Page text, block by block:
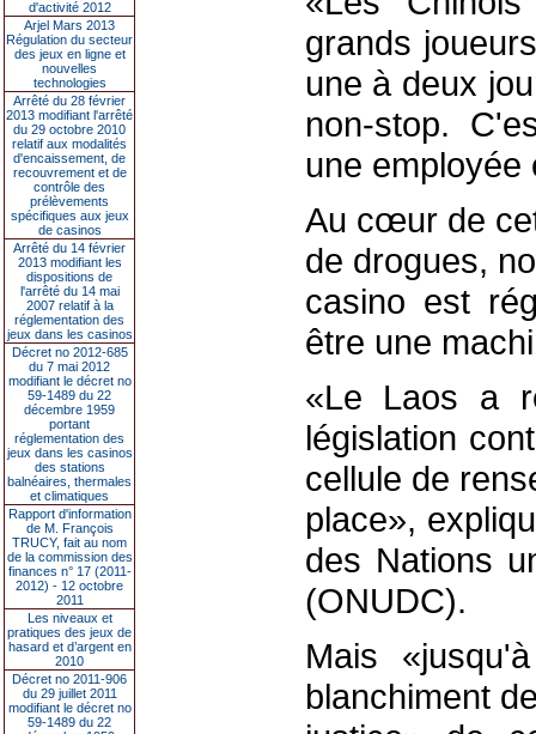
d'activité 2012
Arjel Mars 2013
Régulation du secteur
des jeux en ligne et
nouvelles
technologies
Arrêté du 28 février
2013 modifiant l'arrêté
du 29 octobre 2010
relatif aux modalités
d'encaissement, de
recouvrement et de
contrôle des
prélèvements
spécifiques aux jeux
de casinos
Arrêté du 14 février
2013 modifiant les
dispositions de
l'arrêté du 14 mai
2007 relatif à la
réglementation des
jeux dans les casinos
Décret no 2012-685
du 7 mai 2012
modifiant le décret no
59-1489 du 22
décembre 1959
portant
réglementation des
jeux dans les casinos
des stations
balnéaires, thermales
et climatiques
Rapport d'information
de M. François
TRUCY, fait au nom
de la commission des
finances n° 17 (2011-
2012) - 12 octobre
2011
Les niveaux et
pratiques des jeux de
hasard et d’argent en
2010
Décret no 2011-906
du 29 juillet 2011
modifiant le décret no
59-1489 du 22
grands
une à deux
non-stop.
une employée
Au cœur de
de drogues,
casino est
être une
«Le Laos a
législation
cellule de
place»,
des Nations
(ONUDC).
Mais
blanchiment